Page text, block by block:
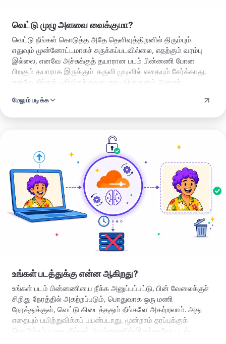
வெட்டு முழு அளவை வைக்குமா?
வெட்டு நீங்கள் கொடுத்த அதே தெளிவுத்திறனில் திரும்பும்.
எதுவும் முன்னோட்டமாகச் சுருக்கப்படவில்லை, எதற்கும் வரம்பு
இல்லை, எனவே அச்சுக்குத் தயாரான படம் பின்னணி போன
பிறகும் தயாராக இருக்கும். கருவி முடிவில் எதையும் சேர்க்காது,
எனவே நீங்கள் பதிவிறக்குவது தூய பொருளும் அதைச்
நடுவில் முத்திரை இல்லை.
மேலும் படிக்க
உங்கள் படத்துக்கு என்ன ஆகிறது?
உங்கள் படம் பின்னணியை நீக்க அனுப்பப்பட்டு, பின் வேலைக்குச்
சிறிது நேரத்தில் அகற்றப்படும், பொதுவாக ஒரு மணி
நேரத்துக்குள், வெட்டு கிடைத்ததும் நீங்களே அகற்றலாம். அது
எதையும் பயிற்றுவிக்கப் பயன்படாது, மூன்றாம் தரப்புக்குக்
கொடுக்கப்படாது. நீங்கள் ஆஃப்லைனில் இருந்தாலோ படம்